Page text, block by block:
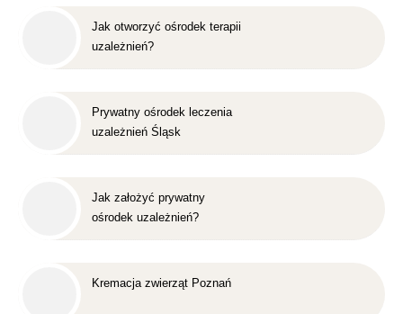
Jak otworzyć ośrodek terapii
uzależnień?
Prywatny ośrodek leczenia
uzależnień Śląsk
Jak założyć prywatny
ośrodek uzależnień?
Kremacja zwierząt Poznań